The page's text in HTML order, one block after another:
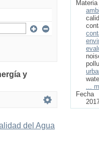
y
del Agua
Materia
...
Fecha